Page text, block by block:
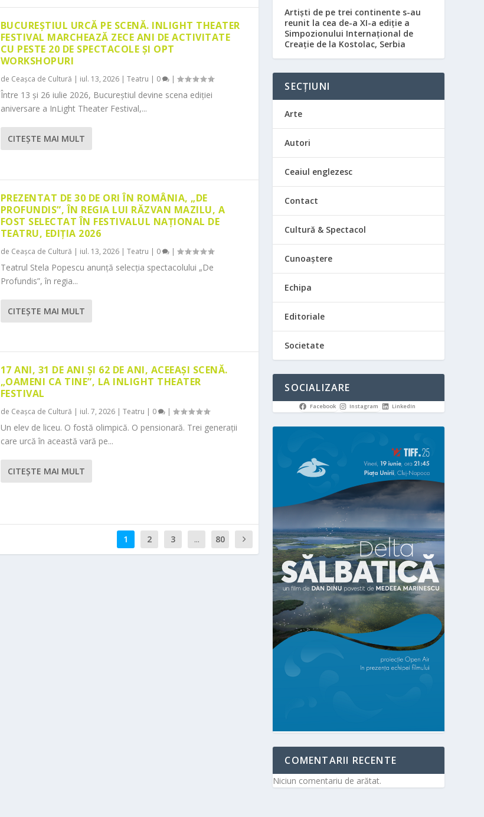
BUCUREȘTIUL URCĂ PE SCENĂ. INLIGHT THEATER
FESTIVAL MARCHEAZĂ ZECE ANI DE ACTIVITATE
CU PESTE 20 DE SPECTACOLE ȘI OPT
WORKSHOPURI
de Ceașca de Cultură | iul. 13, 2026| Teatru | 0 |
Între 13 și 26 iulie 2026, Bucureștiul devine scena ediției
aniversare a InLight Theater Festival,...
CITEŞTE MAI MULT
PREZENTAT DE 30 DE ORI ÎN ROMÂNIA, „DE
PROFUNDIS”, ÎN REGIA LUI RĂZVAN MAZILU, A
FOST SELECTAT ÎN FESTIVALUL NAȚIONAL DE
TEATRU, EDIȚIA 2026
de Ceașca de Cultură | iul. 13, 2026| Teatru | 0 |
Teatrul Stela Popescu anunță selecția spectacolului „De
Profundis”, în regia...
CITEŞTE MAI MULT
17 ANI, 31 DE ANI ȘI 62 DE ANI, ACEEAȘI SCENĂ.
„OAMENI CA TINE”, LA INLIGHT THEATER
FESTIVAL
de Ceașca de Cultură | iul. 7, 2026| Teatru | 0 |
Un elev de liceu. O fostă olimpică. O pensionară. Trei generații
care urcă în această vară pe...
CITEŞTE MAI MULT
1 2 3 ... 80
Artiști de pe trei continente s-au
reunit la cea de-a XI-a ediție a
Simpozionului Internațional de
Creație de la Kostolac, Serbia
SECȚIUNI
Arte
Autori
Ceaiul englezesc
Contact
Cultură & Spectacol
Cunoaștere
Echipa
Editoriale
Societate
SOCIALIZARE
Facebook Instagram LinkedIn
COMENTARII RECENTE
Niciun comentariu de arătat.